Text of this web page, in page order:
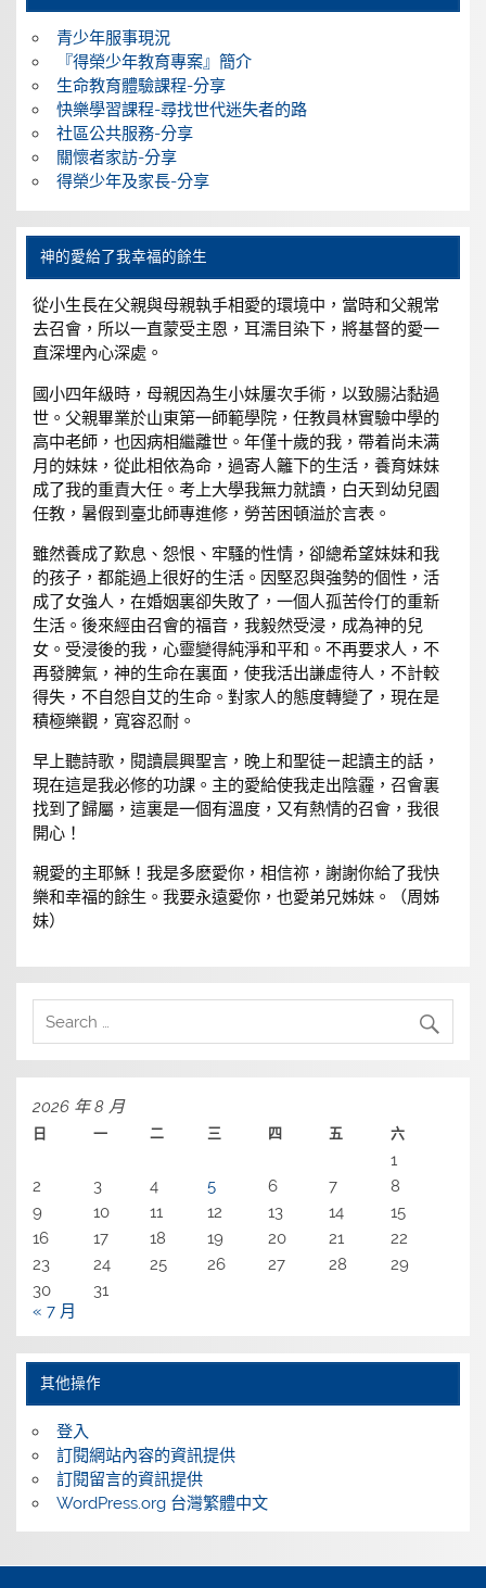
青少年服事現況
『得榮少年教育專案』簡介
生命教育體驗課程-分享
快樂學習課程-尋找世代迷失者的路
社區公共服務-分享
關懷者家訪-分享
得榮少年及家長-分享
神的愛給了我幸福的餘生
從小生長在父親與母親執手相愛的環境中，當時和父親常
去召會，所以一直蒙受主恩，耳濡目染下，將基督的愛一
直深埋內心深處。
國小四年級時，母親因為生小妹屢次手術，以致腸沾黏過
世。父親畢業於山東第一師範學院，任教員林實驗中學的
高中老師，也因病相繼離世。年僅十歲的我，帶着尚未满
月的妹妹，從此相依為命，過寄人籬下的生活，養育妹妹
成了我的重責大任。考上大學我無力就讀，白天到幼兒園
任教，暑假到臺北師專進修，勞苦困頓溢於言表。
雖然養成了歎息、怨恨、牢騷的性情，卻總希望妹妹和我
的孩子，都能過上很好的生活。因堅忍與強勢的個性，活
成了女強人，在婚姻裏卻失敗了，一個人孤苦伶仃的重新
生活。後來經由召會的福音，我毅然受浸，成為神的兒
女。受浸後的我，心靈變得純淨和平和。不再要求人，不
再發脾氣，神的生命在裏面，使我活出謙虛待人，不計較
得失，不自怨自艾的生命。對家人的態度轉變了，現在是
積極樂觀，寬容忍耐。
早上聽詩歌，閱讀晨興聖言，晚上和聖徒ㄧ起讀主的話，
現在這是我必修的功課。主的愛給使我走出陰霾，召會裏
找到了歸屬，這裏是一個有溫度，又有熱情的召會，我很
開心！
親愛的主耶穌！我是多麽愛你，相信祢，謝謝你給了我快
樂和幸福的餘生。我要永遠愛你，也愛弟兄姊妹。（周姊
妹）
2026 年 8 月
日 一 二 三 四 五 六
1
2
3 4 5 6 7
8
9
10 11 12 13 14
15
16
17 18 19 20 21
22
23
24 25 26 27 28
29
30
31
« 7 月
其他操作
登入
訂閱網站內容的資訊提供
訂閱留言的資訊提供
WordPress.org 台灣繁體中文